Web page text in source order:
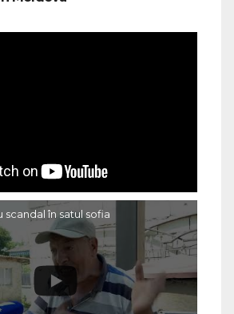
în satul sofia